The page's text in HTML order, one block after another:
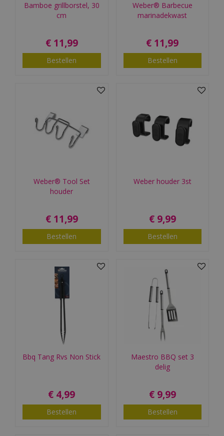
Bamboe grillborstel, 30
cm
€ 11,99
Bestellen
Weber® Barbecue
marinadekwast
€ 11,99
Bestellen
Weber® Tool Set
houder
€ 11,99
Bestellen
Weber houder 3st
€ 9,99
Bestellen
Bbq Tang Rvs Non Stick
€ 4,99
Bestellen
Maestro BBQ set 3
delig
€ 9,99
Bestellen